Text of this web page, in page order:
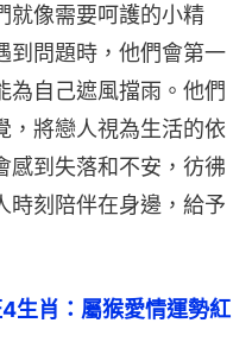
就像需要呵護的小精
到問題時，他們會第一
為自己遮風擋雨。他們
，將戀人視為生活的依
感到失落和不安，彷彿
時刻陪伴在身邊，給予
生肖：屬猴愛情運勢紅